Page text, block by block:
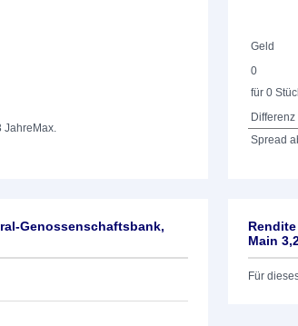
Jahre Max.
Geld
0
für 0
Differenz
Spread
Genossenschaftsbank,
Main
Für